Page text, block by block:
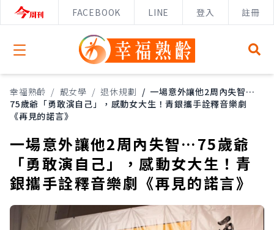
FACEBOOK LINE 登入 註冊
Open menu
幸福熟齡 / 靚女學 / 退休規劃 / 一場意外讓他2周內失智…
75歲爺「勇敢演自己」，感動女大生！青銀攜手詮釋音樂劇
《再見的諾言》
一場意外讓他2周內失智…75歲爺
「勇敢演自己」，感動女大生！青
銀攜手詮釋音樂劇《再見的諾言》